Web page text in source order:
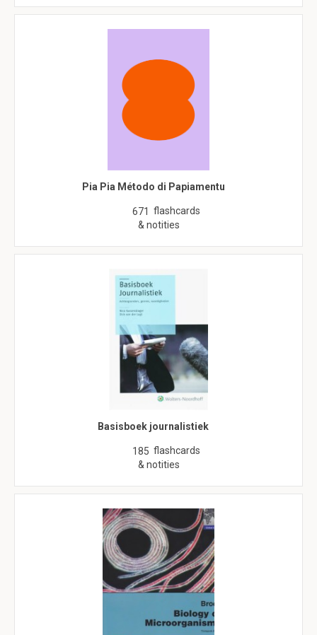
Pia Pia Método di Papiamentu
671 flashcards
& notities
Basisboek journalistiek
185 flashcards
& notities